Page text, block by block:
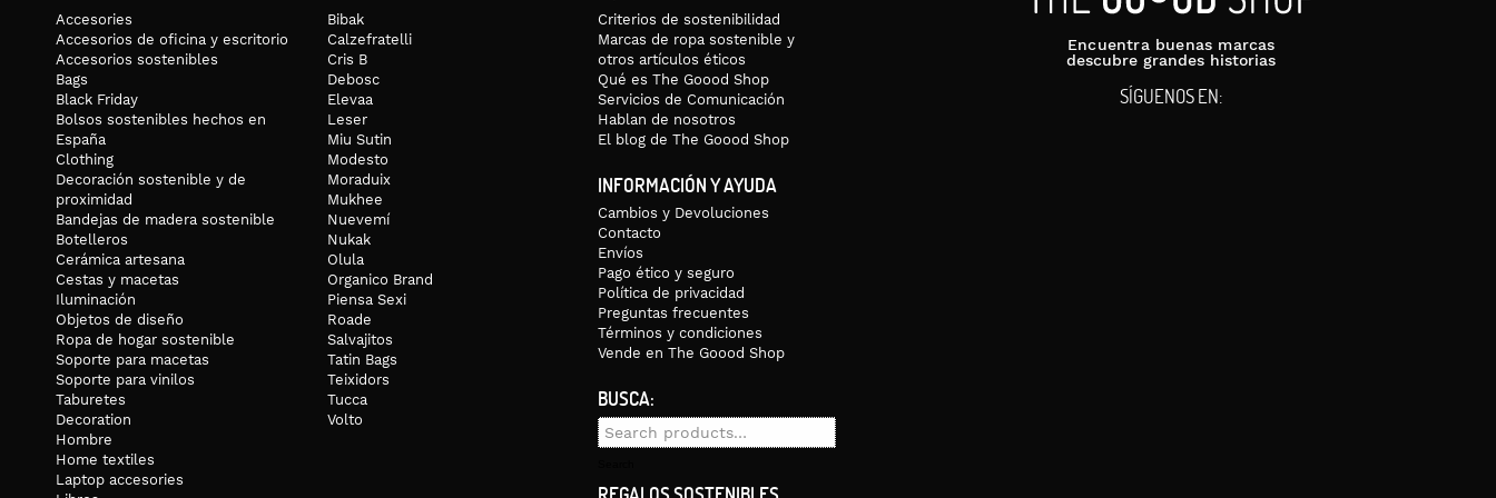
Accesories
Accesorios de oficina y escritorio
Accesorios sostenibles
Bags
Black Friday
Bolsos sostenibles hechos en
España
Clothing
Decoración sostenible y de
proximidad
Bandejas de madera sostenible
Botelleros
Cerámica artesana
Cestas y macetas
Iluminación
Objetos de diseño
Ropa de hogar sostenible
Soporte para macetas
Soporte para vinilos
Taburetes
Decoration
Hombre
Home textiles
Laptop accesories
Bibak
Calzefratelli
Cris B
Debosc
Elevaa
Leser
Miu Sutin
Modesto
Moraduix
Mukhee
Nuevemí
Nukak
Olula
Organico Brand
Piensa Sexi
Roade
Salvajitos
Tatin Bags
Teixidors
Tucca
Volto
Criterios de sostenibilidad
Marcas de ropa sostenible y
otros artículos éticos
Qué es The Goood Shop
Servicios de Comunicación
Hablan de nosotros
El blog de The Goood Shop
INFORMACIÓN Y AYUDA
Cambios y Devoluciones
Contacto
Envíos
Pago ético y seguro
Política de privacidad
Preguntas frecuentes
Términos y condiciones
Vende en The Goood Shop
BUSCA:
Search
Encuentra buenas marcas
descubre grandes historias
SÍGUENOS EN: